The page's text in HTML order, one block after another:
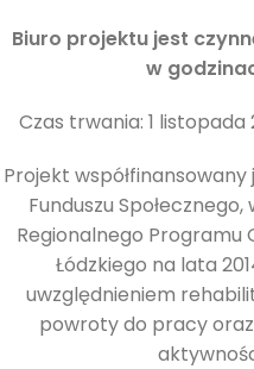
Biuro projektu jest
w
Czas trwania: 1 listopada
Projekt
Funduszu Społecznego,
Regionalnego
Łódzkiego na lata
uwzględnieniem
powroty do pracy oraz